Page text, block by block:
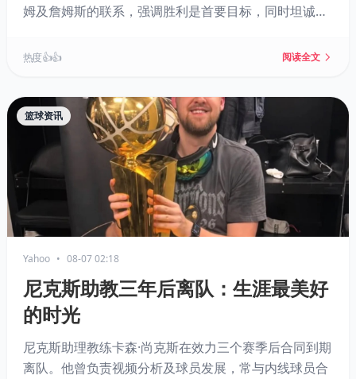
姆及詹姆斯的联系，强调胜利是首要目标，同时坦诚球
及与塔图姆的失联，暗示交易带来了额外动力。
热度 👍👍 阅读全文
篮球资讯
Yahoo • 08-07 02:18
尼克斯助教三年后离队：生涯最美好
的时光
尼克斯助理教练卡森·尚克斯在效力三个赛季后合同到期
离队。他曾负责视频分析及球员发展，常与内线球员合